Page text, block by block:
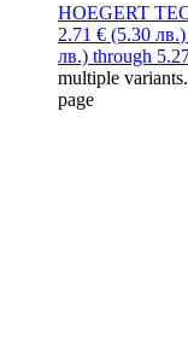
HOEGERT
2.71 € (5.30 лв.)
лв.) through
multiple
page